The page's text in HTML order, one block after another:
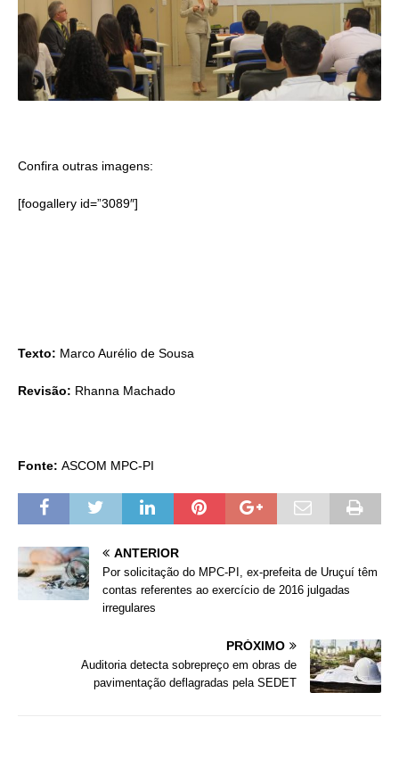
Confira outras imagens:
[foogallery id=”3089″]
Texto: Marco Aurélio de Sousa
Revisão: Rhanna Machado
Fonte: ASCOM MPC-PI
ANTERIOR
Por solicitação do MPC-PI, ex-prefeita de Uruçuí têm
contas referentes ao exercício de 2016 julgadas
irregulares
PRÓXIMO
Auditoria detecta sobrepreço em obras de
pavimentação deflagradas pela SEDET